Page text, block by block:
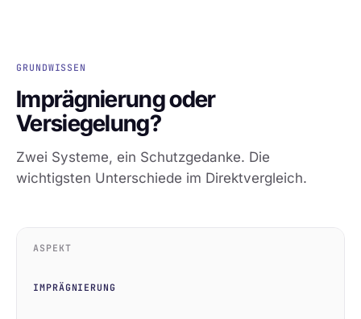
GRUNDWISSEN
Imprägnierung oder
Versiegelung?
Zwei Systeme, ein Schutzgedanke. Die
wichtigsten Unterschiede im Direktvergleich.
ASPEKT
IMPRÄGNIERUNG